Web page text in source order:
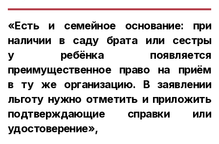
«Есть и семейное основание: при
наличии в саду брата или сестры
у ребёнка появляется
преимущественное право на приём
в ту же организацию. В заявлении
льготу нужно отметить и приложить
подтверждающие справки или
удостоверение»,